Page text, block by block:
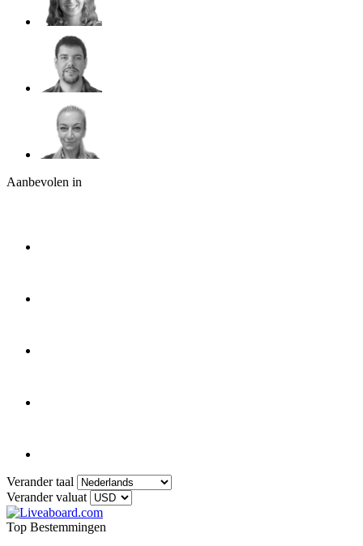
Aanbevolen in
Verander taal
Verander valuat
Top Bestemmingen